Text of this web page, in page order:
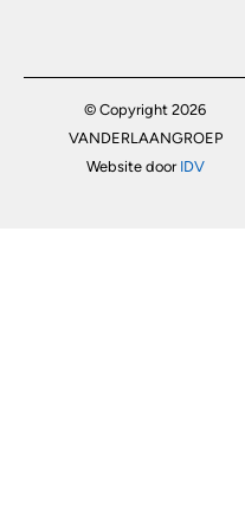
© Copyright 2026
VANDERLAANGROEP
Website door IDV